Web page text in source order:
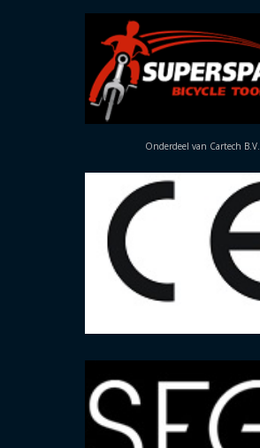
Onderdeel van Cartech B.V.